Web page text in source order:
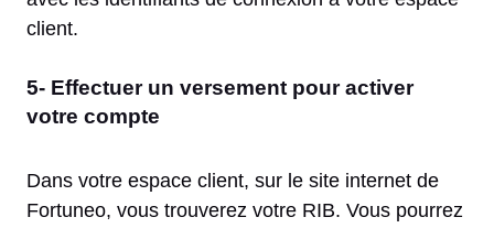
client.
5- Effectuer un versement pour activer
votre compte
Dans votre espace client, sur le site internet de
Fortuneo, vous trouverez votre RIB. Vous pourrez